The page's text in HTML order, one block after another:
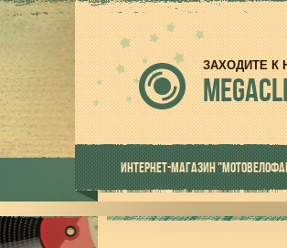
ЗАХОДИТЕ К
ИНТЕРНЕТ-МАГАЗИН